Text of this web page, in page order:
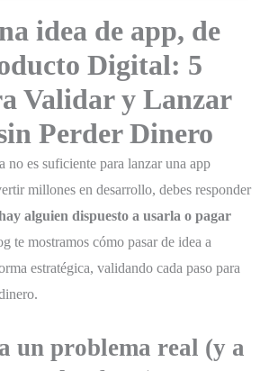
idea de app, de
Digital: 5
Validar y Lanzar
Perder Dinero
no es suficiente para lanzar una app
millones en desarrollo, debes responder
alguien dispuesto a usarla o pagar
te mostramos cómo pasar de idea a
estratégica, validando cada paso para
un problema real (y a